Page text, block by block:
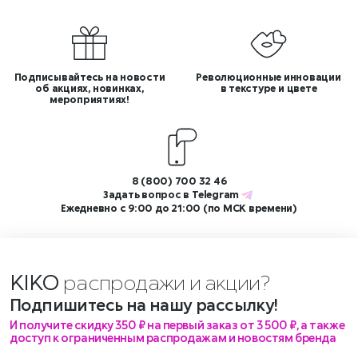
Подписывайтесь на новости
об акциях, новинках,
мероприятиях!
Революционные инновации
в текстуре и цвете
8 (800) 700 32 46
Задать вопрос в Telegram
Ежедневно с 9:00 до 21:00 (по МСК времени)
KIKO распродажи и акции?
Подпишитесь на нашу рассылку!
И получите скидку 350 ₽ на первый заказ от 3 500 ₽, а также
доступ к ограниченным распродажам и новостям бренда